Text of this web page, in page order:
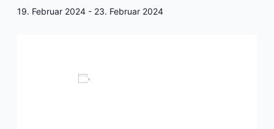
19. Februar 2024- 23. Februar 2024